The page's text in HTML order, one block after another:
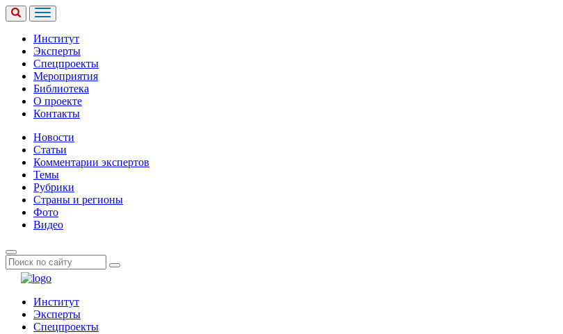
Институт
Эксперты
Спецпроекты
Мероприятия
Библиотека
О проекте
Контакты
Новости
Статьи
Комментарии экспертов
Темы
Рубрики
Страны и регионы
Фото
Видео
Институт
Эксперты
Спецпроекты